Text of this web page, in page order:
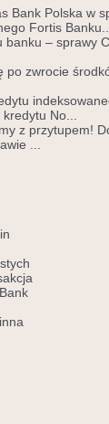
Bank Polska w
Fortis
banku – sprawy
po zwrocie
kredytu No...
z przytupem!
...